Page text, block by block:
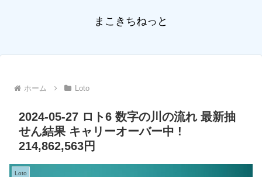
まこきちねっと
ホーム Loto
2024-05-27 ロト6 数字の川の流れ 最新抽
せん結果 キャリーオーバー中 !
214,862,563円
Loto